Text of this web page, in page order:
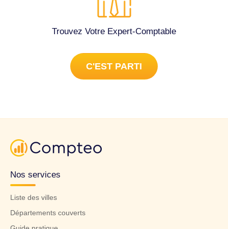
Trouvez Votre Expert-Comptable
C'EST PARTI
Nos services
Liste des villes
Départements couverts